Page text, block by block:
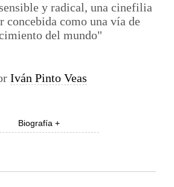
y radical, una cinefilia
concebida como una vía de
del mundo"
Iván Pinto Veas
Biografía +